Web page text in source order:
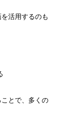
活用するのも
とで、多くの